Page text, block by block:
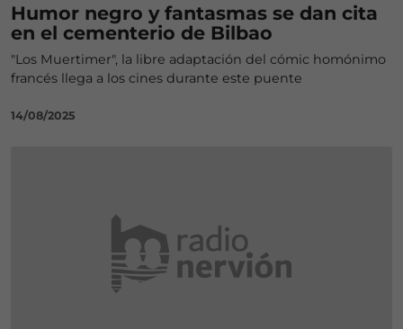
Humor negro y fantasmas se dan cita
en el cementerio de Bilbao
"Los Muertimer", la libre adaptación del cómic homónimo
francés llega a los cines durante este puente
14/08/2025